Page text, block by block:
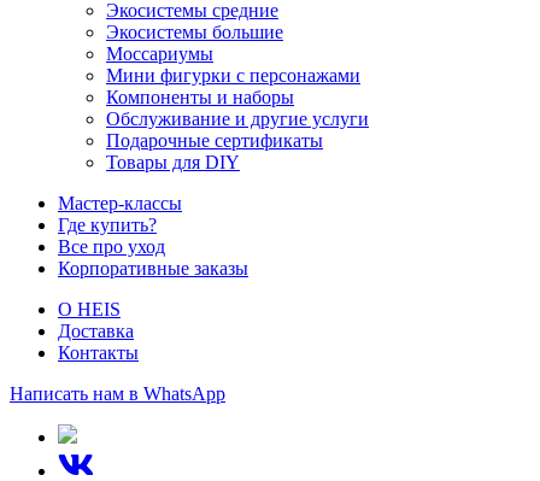
Экосистемы средние
Экосистемы большие
Моссариумы
Мини фигурки с персонажами
Компоненты и наборы
Обслуживание и другие услуги
Подарочные сертификаты
Товары для DIY
Мастер-классы
Где купить?
Все про уход
Корпоративные заказы
О HEIS
Доставка
Контакты
Написать нам в WhatsApp